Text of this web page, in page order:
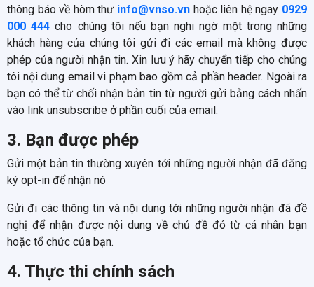
thông báo về hòm thư info@vnso.vn hoặc liên hệ ngay 0929
000 444cho chúng tôi nếu bạn nghi ngờ một trong những
khách hàng của chúng tôi gửi đi các email mà không được
phép của người nhận tin. Xin lưu ý hãy chuyển tiếp cho chúng
tôi nội dung email vi phạm bao gồm cả phần header. Ngoài ra
bạn có thể từ chối nhận bản tin từ người gửi bằng cách nhấn
vào link unsubscribe ở phần cuối của email.
3. Bạn được phép
Gửi một bản tin thường xuyên tới những người nhận đã đăng
ký opt-in để nhận nó
Gửi đi các thông tin và nội dung tới những người nhận đã đề
nghị để nhận được nội dung về chủ đề đó từ cá nhân bạn
hoặc tổ chức của bạn.
4. Thực thi chính sách